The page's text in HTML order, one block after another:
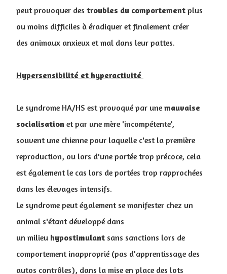
peut provoquer des troubles du comportement plus
ou moins difficiles à éradiquer et finalement créer
des animaux anxieux et mal dans leur pattes.
Hypersensibilité et hyperactivité
Le syndrome HA/HS est provoqué par une mauvaise
socialisation et par une mère 'incompétente',
souvent une chienne pour laquelle c'est la première
reproduction, ou lors d'une portée trop précoce, cela
est également le cas lors de portées trop rapprochées
dans les élevages intensifs.
Le syndrome peut également se manifester chez un
animal s'étant développé dans
un milieu hypostimulant sans sanctions lors de
comportement inapproprié (pas d'apprentissage des
autos contrôles), dans la mise en place des lots